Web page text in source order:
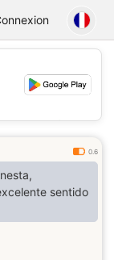
💕
0.6
sentido